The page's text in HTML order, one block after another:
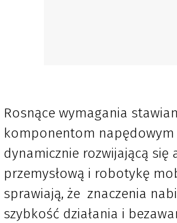
Rosnące wymagania
komponentom napędowym
dynamicznie rozwijającą się
przemysłową i robotykę
sprawiają, że znaczenia
szybkość działania i